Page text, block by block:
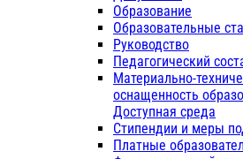
Образование
Образовательные
Руководство
Педагогический
Материально-
оснащенность
Доступная среда
Стипендии и меры
Платные